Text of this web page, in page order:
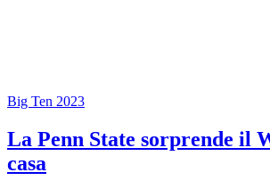
Big Ten 2023
La Penn State sorprende il
casa